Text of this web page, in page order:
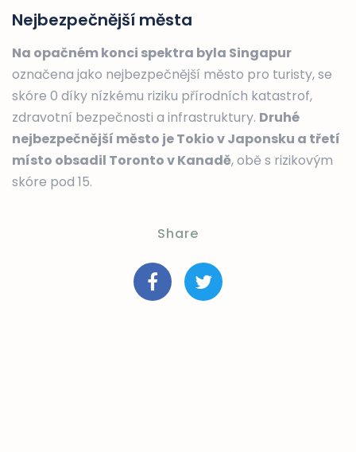
Nejbezpečnější města
Na opačném konci spektra byla Singapur
označena jako nejbezpečnější město pro turisty, se
skóre 0 díky nízkému riziku přírodních katastrof,
zdravotní bezpečnosti a infrastruktury. Druhé
nejbezpečnější město je Tokio v Japonsku a třetí
místo obsadil Toronto v Kanadě, obě s rizikovým
skóre pod 15.
Share